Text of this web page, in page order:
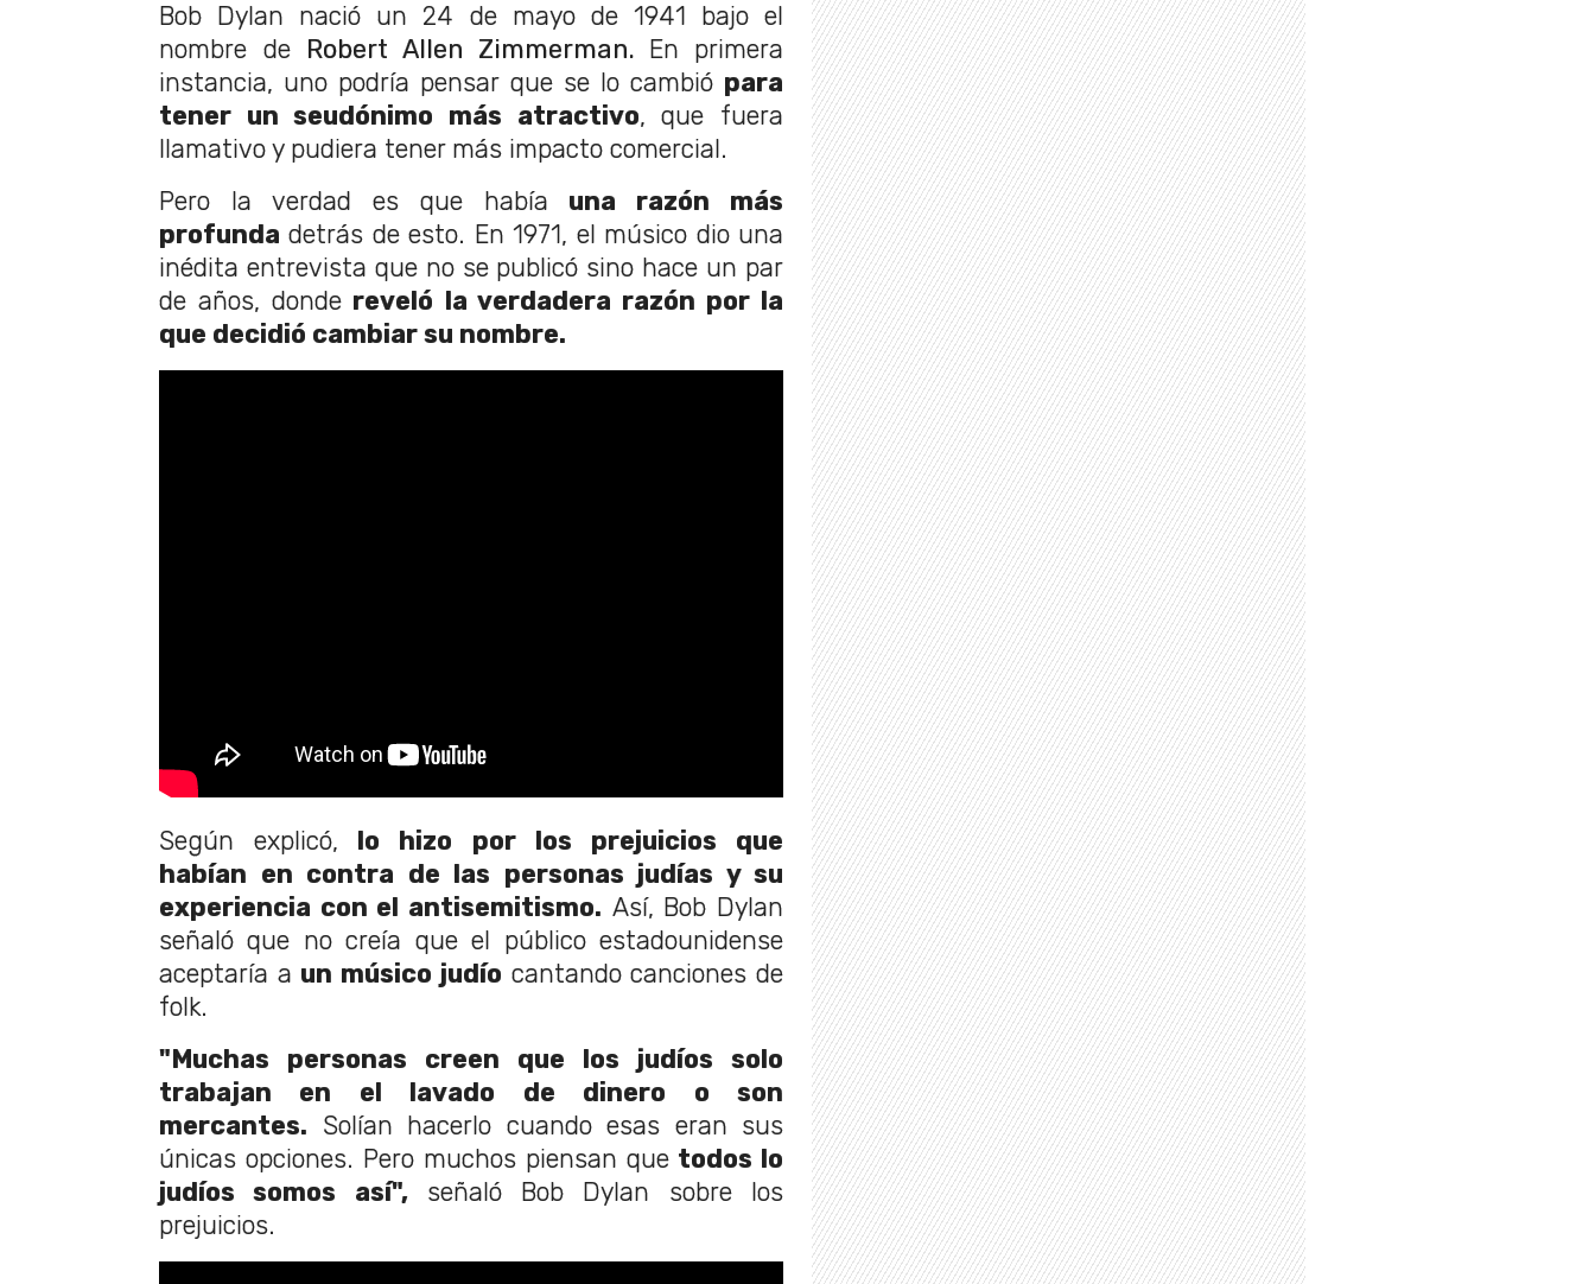
Bob Dylan nació un 24 de mayo de 1941 bajo el
nombre de Robert Allen Zimmerman. En primera
instancia, uno podría pensar que se lo cambió para
tener un seudónimo más atractivo, que fuera
llamativo y pudiera tener más impacto comercial.
Pero la verdad es que había una razón más
profunda detrás de esto. En 1971, el músico dio una
inédita entrevista que no se publicó sino hace un par
de años, donde reveló la verdadera razón por la
que decidió cambiar su nombre.
Según explicó, lo hizo por los prejuicios que
habían en contra de las personas judías y su
experiencia con el antisemitismo. Así, Bob Dylan
señaló que no creía que el público estadounidense
aceptaría a un músico judío cantando canciones de
folk.
"Muchas personas creen que los judíos solo
trabajan en el lavado de dinero o son
mercantes. Solían hacerlo cuando esas eran sus
únicas opciones. Pero muchos piensan que todos lo
judíos somos así",señaló Bob Dylan sobre los
prejuicios.